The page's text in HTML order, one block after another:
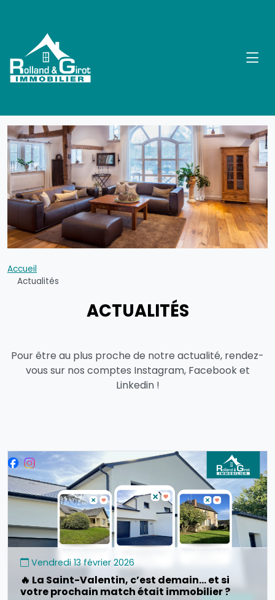
Accueil
Actualités
ACTUALITÉS
Pour être au plus proche de notre actualité, rendez-
vous sur nos comptes Instagram, Facebook et
Linkedin !
Vendredi 13 février 2026
🔥 La Saint-Valentin, c’est demain… et si
votre prochain match était immobilier ?